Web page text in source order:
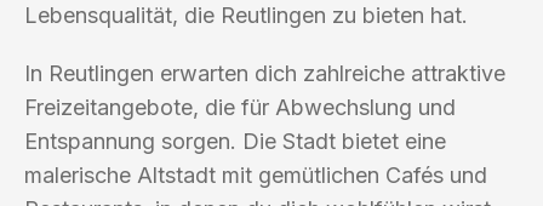
Lebensqualität, die Reutlingen zu bieten hat.
In Reutlingen erwarten dich zahlreiche attraktive
Freizeitangebote, die für Abwechslung und
Entspannung sorgen. Die Stadt bietet eine
malerische Altstadt mit gemütlichen Cafés und